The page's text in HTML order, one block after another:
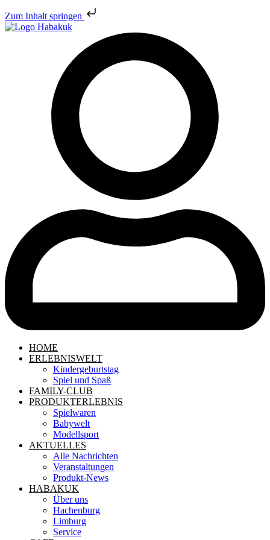
Zum Inhalt springen
HOME
ERLEBNISWELT
Kindergeburtstag
Spiel und Spaß
FAMILY-CLUB
PRODUKTERLEBNIS
Spielwaren
Babywelt
Modellsport
AKTUELLES
Alle Nachrichten
Veranstaltungen
Produkt-News
HABAKUK
Über uns
Hachenburg
Limburg
Service